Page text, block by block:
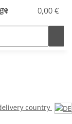
0,00 €
country